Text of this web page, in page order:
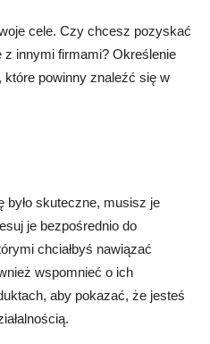
cele. Czy chcesz pozyskać
innymi firmami? Określenie
powinny znaleźć się w
było skuteczne, musisz je
je bezpośrednio do
chciałbyś nawiązać
wspomnieć o ich
aby pokazać, że jesteś